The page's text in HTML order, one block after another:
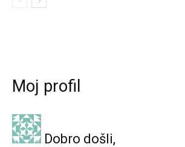
Moj profil
Dobro došli,